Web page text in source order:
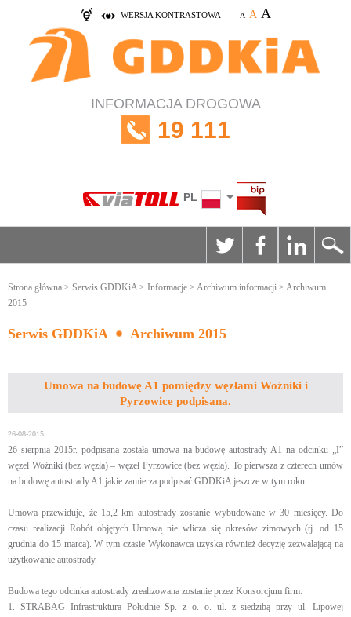
WERSJA KONTRASTOWA A A A
INFORMACJA DROGOWA
19 111
PL
Strona główna > Serwis GDDKiA> Informacje > Archiwum informacji > Archiwum
2015
Serwis GDDKiA Archiwum 2015
Umowa na budowę A1 pomiędzy węzłami Woźniki i
Pyrzowice podpisana.
26-08-2015
26 sierpnia 2015r. podpisana została umowa na budowę autostrady A1 na odcinku „I”
węzeł Woźniki (bez węzła) – węzeł Pyrzowice (bez węzła). To pierwsza z czterech umów
na budowę autostrady A1 jakie zamierza podpisać GDDKiA jeszcze w tym roku.
Umowa przewiduje, że 15,2 km autostrady zostanie wybudowane w 30 miesięcy. Do
czasu realizacji Robót objętych Umową nie wlicza się okresów zimowych (tj. od 15
grudnia do 15 marca). W tym czasie Wykonawca uzyska również decyzję zezwalającą na
użytkowanie autostrady.
Budowa tego odcinka autostrady zrealizowana zostanie przez Konsorcjum firm:
1. STRABAG Infrastruktura Południe Sp. z o. o. ul. z siedzibą przy ul. Lipowej